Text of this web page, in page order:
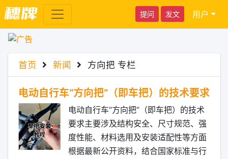
提问 发文 用户
首页 新闻 方向把 专栏
电动自行车“方向把”（即车把）的技术要求
电动自行车“方向把”（即车把）的技术
要求主要涉及‌结构安全、尺寸规范、强
度性能、材料选用及安装适配性‌等方面
根据最新公开资料，结合国家标准与行